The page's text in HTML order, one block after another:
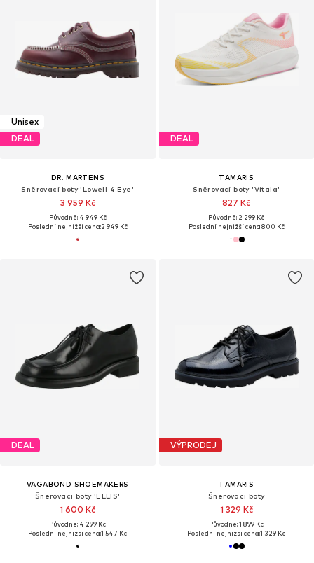
Unisex
DEAL
DR. MARTENS
Šněrovací boty 'Lowell 4 Eye'
3 959 Kč
Původně: 4 949 Kč
Poslední nejnižší cena:2 949 Kč
DEAL
TAMARIS
Šněrovací boty 'Vitala'
827 Kč
Původně: 2 299 Kč
Poslední nejnižší cena:800 Kč
DEAL
VAGABOND SHOEMAKERS
Šněrovací boty 'ELLIS'
1 600 Kč
Původně: 4 299 Kč
Poslední nejnižší cena:1 547 Kč
VÝPRODEJ
TAMARIS
Šněrovací boty
1 329 Kč
Původně: 1 899 Kč
Poslední nejnižší cena:1 329 Kč